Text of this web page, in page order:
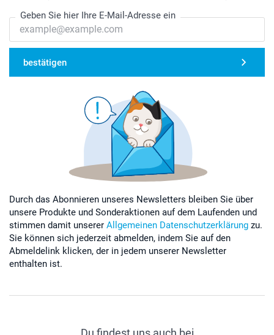
Geben Sie hier Ihre E-Mail-Adresse ein
bestätigen
Durch das Abonnieren unseres Newsletters bleiben Sie über
unsere Produkte und Sonderaktionen auf dem Laufenden und
stimmen damit unserer Allgemeinen Datenschutzerklärung zu.
Sie können sich jederzeit abmelden, indem Sie auf den
Abmeldelink klicken, der in jedem unserer Newsletter
enthalten ist.